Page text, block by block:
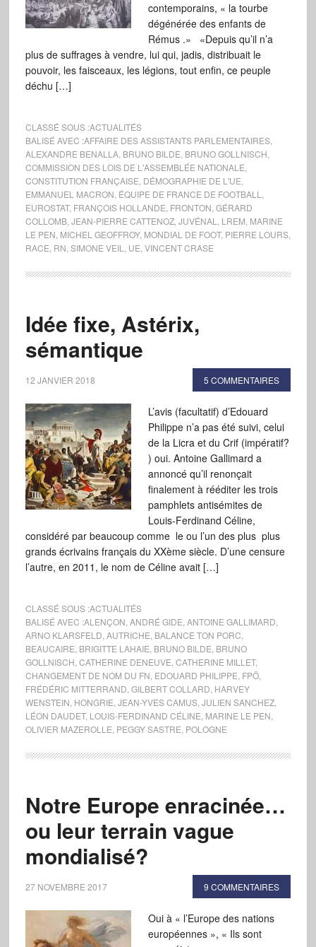
contemporains, « la tourbe
dégénérée des enfants de
Rémus .» «Depuis qu’il n’a
plus de suffrages à vendre, lui qui, jadis, distribuait le
pouvoir, les faisceaux, les légions, tout enfin, ce peuple
déchu […]
CLASSÉ SOUS :ACTUALITÉS
BALISÉ AVEC :AFFAIRE DES ASSISTANTS PARLEMENTAIRES,
ALEXANDRE BENALLA, BRUNO BILDE BRUNO GOLLNISCH
COMMISSION DES LOIS DE L'ASSEMBLÉE NATIONALE
CONSTITUTION FRANÇAISE DÉMOGRAPHIE DE L'UE
EMMANUEL MACRON ÉQUIPE DE FRANCE DE FOOTBALL
EUROSTAT, FRANÇOIS HOLLANDE FRONTON GÉRARD
COLLOMB, JEAN-PIERRE CATTENOZ, JUVÉNAL LREM MARINE
LE PEN MICHEL GEOFFROY, MONDIAL DE FOOT, PIERRE LOURS,
RACE RN SIMONE VEIL UE VINCENT CRASE
Idée fixe, Astérix,
sémantique
12 JANVIER 2018 5 COMMENTAIRES
L’avis (facultatif) d’Edouard
Philippe n’a pas été suivi, celui
de la Licra et du Crif (impératif?
) oui. Antoine Gallimard a
annoncé qu’il renonçait
finalement à rééditer les trois
pamphlets antisémites de
Louis-Ferdinand Céline,
considéré par beaucoup comme le ou l’un des plus plus
grands écrivains français du XXème siècle. D’une censure
l’autre, en 2011, le nom de Céline avait […]
CLASSÉ SOUS :ACTUALITÉS
BALISÉ AVEC :ALENÇON ANDRÉ GIDE ANTOINE GALLIMARD
ARNO KLARSFELD AUTRICHE BALANCE TON PORC
BEAUCAIRE BRIGITTE LAHAIE BRUNO BILDE BRUNO
GOLLNISCH CATHERINE DENEUVE CATHERINE MILLET,
CHANGEMENT DE NOM DU FN EDOUARD PHILIPPE FPÖ,
FRÉDÉRIC MITTERRAND GILBERT COLLARD HARVEY
WENSTEIN HONGRIE JEAN-YVES CAMUS, JULIEN SANCHEZ,
LÉON DAUDET, LOUIS-FERDINAND CÉLINE MARINE LE PEN
OLIVIER MAZEROLLE PEGGY SASTRE POLOGNE
Notre Europe enracinée…
ou leur terrain vague
mondialisé?
27 NOVEMBRE 2017 9 COMMENTAIRES
Oui à « l’Europe des nations
européennes », « Ils sont